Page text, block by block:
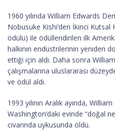
1960 yılında William Edwards
Nobusuke Kishi’den İkinci Kutsal
ödülü) ile ödüllendirilen ilk
halkının endüstrilerinin yeniden
ettiği için aldı. Daha sonra
çalışmalarına uluslararası
ve ödül aldı.
1993 yılının Aralık ayında,
Washington’daki evinde “doğal
civarında uykusunda öldü.